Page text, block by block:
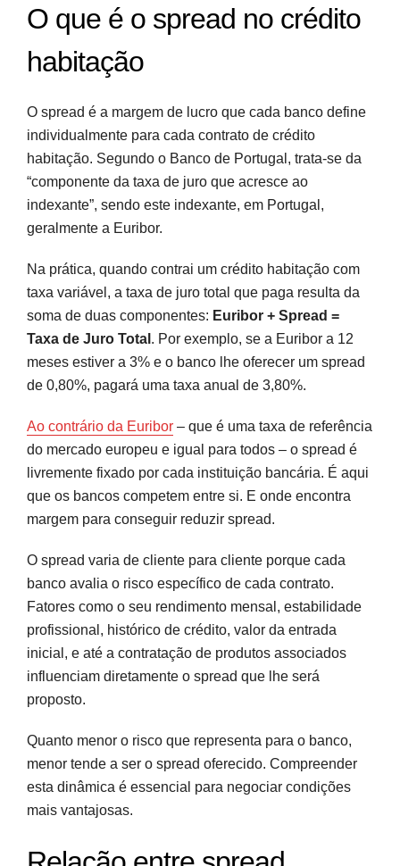
O que é o spread no crédito
habitação
O spread é a margem de lucro que cada banco define
individualmente para cada contrato de crédito
habitação. Segundo o Banco de Portugal, trata-se da
“componente da taxa de juro que acresce ao
indexante”, sendo este indexante, em Portugal,
geralmente a Euribor.
Na prática, quando contrai um crédito habitação com
taxa variável, a taxa de juro total que paga resulta da
soma de duas componentes: Euribor + Spread =
Taxa de Juro Total . Por exemplo, se a Euribor a 12
meses estiver a 3% e o banco lhe oferecer um spread
de 0,80%, pagará uma taxa anual de 3,80%.
Ao contrário da Euribor – que é uma taxa de referência
do mercado europeu e igual para todos – o spread é
livremente fixado por cada instituição bancária. É aqui
que os bancos competem entre si. E onde encontra
margem para conseguir reduzir spread.
O spread varia de cliente para cliente porque cada
banco avalia o risco específico de cada contrato.
Fatores como o seu rendimento mensal, estabilidade
profissional, histórico de crédito, valor da entrada
inicial, e até a contratação de produtos associados
influenciam diretamente o spread que lhe será
proposto.
Quanto menor o risco que representa para o banco,
menor tende a ser o spread oferecido. Compreender
esta dinâmica é essencial para negociar condições
mais vantajosas.